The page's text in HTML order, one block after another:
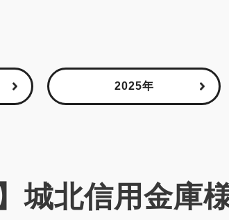
2025年
城北信用金